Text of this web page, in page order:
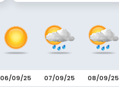
06/09/25 07/09/25 08/09/25